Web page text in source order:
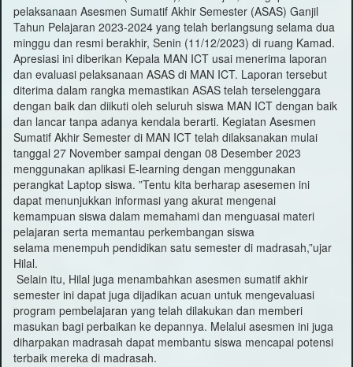
pelaksanaan Asesmen Sumatif Akhir Semester (ASAS) Ganjil
Tahun Pelajaran 2023-2024 yang telah berlangsung selama dua
minggu dan resmi berakhir, Senin (11/12/2023) di ruang Kamad.
Apresiasi ini diberikan Kepala MAN ICT usai menerima laporan
dan evaluasi pelaksanaan ASAS di MAN ICT. Laporan tersebut
diterima dalam rangka memastikan ASAS telah terselenggara
dengan baik dan diikuti oleh seluruh siswa MAN ICT dengan baik
dan lancar tanpa adanya kendala berarti. Kegiatan Asesmen
Sumatif Akhir Semester di MAN ICT telah dilaksanakan mulai
tanggal 27 November sampai dengan 08 Desember 2023
menggunakan aplikasi E-learning dengan menggunakan
perangkat Laptop siswa. ”Tentu kita berharap asesemen ini
dapat menunjukkan informasi yang akurat mengenai
kemampuan siswa dalam memahami dan menguasai materi
pelajaran serta memantau perkembangan siswa
selama menempuh pendidikan satu semester di madrasah,”ujar
Hilal.
Selain itu, Hilal juga menambahkan asesmen sumatif akhir
semester ini dapat juga dijadikan acuan untuk mengevaluasi
program pembelajaran yang telah dilakukan dan memberi
masukan bagi perbaikan ke depannya. Melalui asesmen ini juga
diharpakan madrasah dapat membantu siswa mencapai potensi
terbaik mereka di madrasah.